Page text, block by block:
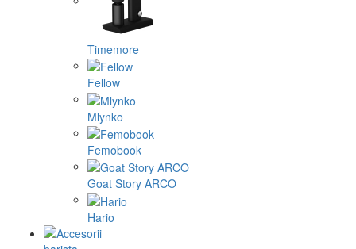
Timemore
Fellow
Mlynko
Femobook
Goat Story ARCO
Hario